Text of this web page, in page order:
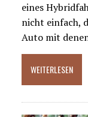
eines
nicht einfach,
Auto mit
WEITERLESEN